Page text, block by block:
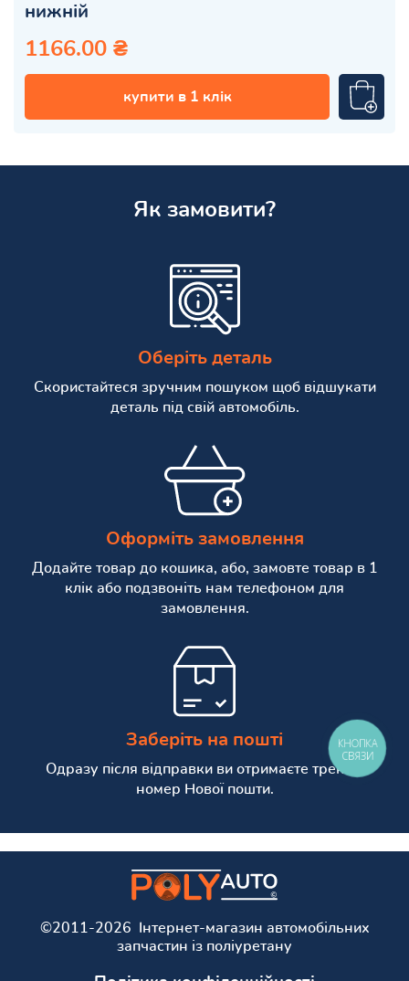
нижній
1166.00 ₴
купити в 1 клік
Як замовити?
Оберіть деталь
Скористайтеся зручним пошуком щоб відшукати
деталь під свій автомобіль.
Оформіть замовлення
Додайте товар до кошика, або, замовте товар в 1
клік або подзвоніть нам телефоном для
замовлення.
Заберіть на пошті
Одразу після відправки ви отримаєте трекінг
номер Нової пошти.
©2011-2026 Інтернет-магазин автомобільних
запчастин із поліуретану
КНОПКА
СВЯЗИ